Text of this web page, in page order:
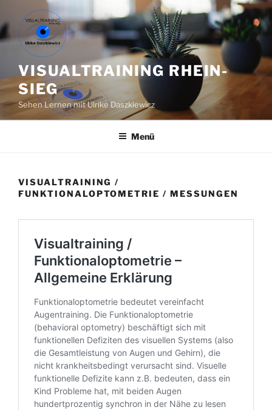
Inhalt
springen
VISUALTRAINING RHEIN-
SIEG
Sehen Lernen mit Ulrike Daszkiewicz
Menü
VISUALTRAINING /
FUNKTIONALOPTOMETRIE / MESSUNGEN